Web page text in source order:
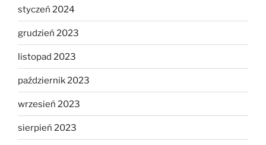
styczeń 2024
grudzień 2023
listopad 2023
październik 2023
wrzesień 2023
sierpień 2023